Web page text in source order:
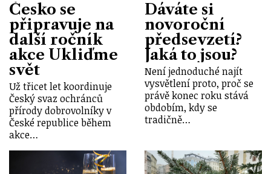
Česko se
připravuje na
další ročník
akce Ukliďme
svět
Už třicet let koordinuje
Český svaz ochránců
přírody dobrovolníky v
České republice během
akce…
Dáváte si
novoroční
předsevzetí?
Jaká to jsou?
Není jednoduché najít
vysvětlení proto, proč se
právě konec roku stává
obdobím, kdy se
tradičně…